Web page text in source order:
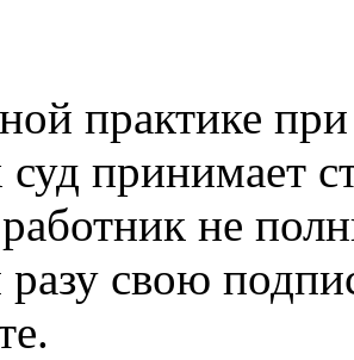
практике
суд принимает
не
разу свою